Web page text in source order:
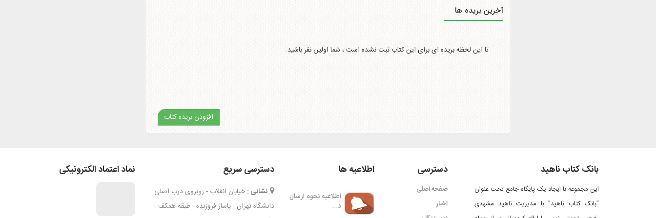
آخرین بریده ها
تا این لحظه بریده ای برای این کتاب ثبت نشده است ، شما اولین نفر باشید.
افزودن بریده کتاب
بانک کتاب ناهید
این مجموعه با ایجاد یک پایگاه جامع تحت عنوان
"بانک کتاب ناهید" با مدیریت ناهید مشهدی
دسترسی
صفحه اصلی
اخبار
اطلاعیه ها
اطلاعیه نحوه ارسال
د...
دسترسی سریع
نشانی : خیابان انقلاب - روبروی درب اصلی
دانشگاه تهران - پاساژ فروزنده - طبقه همکف -
نماد اعتماد الکترونیکی